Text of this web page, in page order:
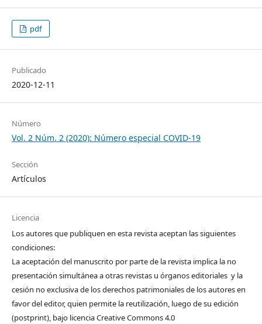
pdf
Publicado
2020-12-11
Número
Vol. 2 Núm. 2 (2020): Número especial COVID-19
Sección
Artículos
Licencia
Los autores que publiquen en esta revista aceptan las siguientes
condiciones:
La aceptación del manuscrito por parte de la revista implica la no
presentación simultánea a otras revistas u órganos editoriales y la
cesión no exclusiva de los derechos patrimoniales de los autores en
favor del editor, quien permite la reutilización, luego de su edición
(postprint), bajo licencia Creative Commons 4.0